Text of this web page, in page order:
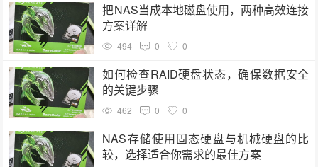
把NAS当成本地磁盘使用，两种高效连接
方案详解
494 0 0
如何检查RAID硬盘状态，确保数据安全
的关键步骤
462 0 0
NAS存储使用固态硬盘与机械硬盘的比
较，选择适合你需求的最佳方案